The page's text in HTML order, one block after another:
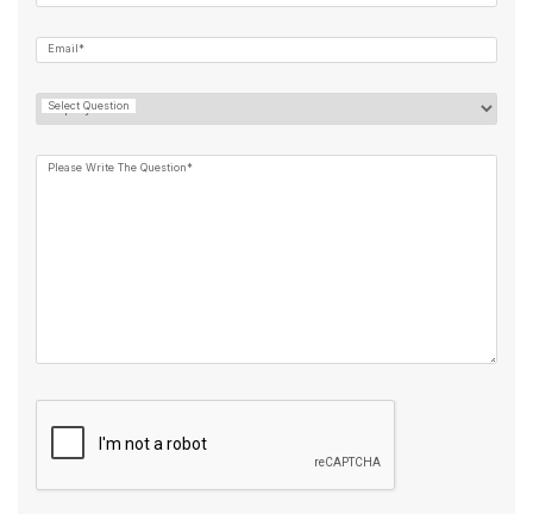
Email*
Select Question
Please Write The Question*